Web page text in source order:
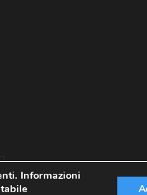
Informazioni